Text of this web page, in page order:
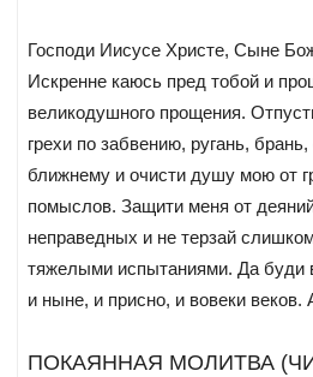
Господи Иисусе Христе, Сыне
Искренне каюсь пред тобой и
великодушного прощения.
грехи по забвению, ругань,
ближнему и очисти душу мою от
помыслов. Защити меня от
неправедных и не терзай
тяжелыми испытаниями. Да буди
и ныне, и присно, и вовеки веков.
ПОКАЯННАЯ МОЛИТВА